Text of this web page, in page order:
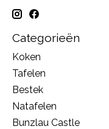
Categorieën
Koken
Tafelen
Bestek
Natafelen
Bunzlau Castle